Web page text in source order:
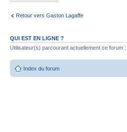
Retour vers Gaston Lagaffe
QUI EST EN LIGNE ?
Utilisateur(s) parcourant actuellement ce forum
Index du forum